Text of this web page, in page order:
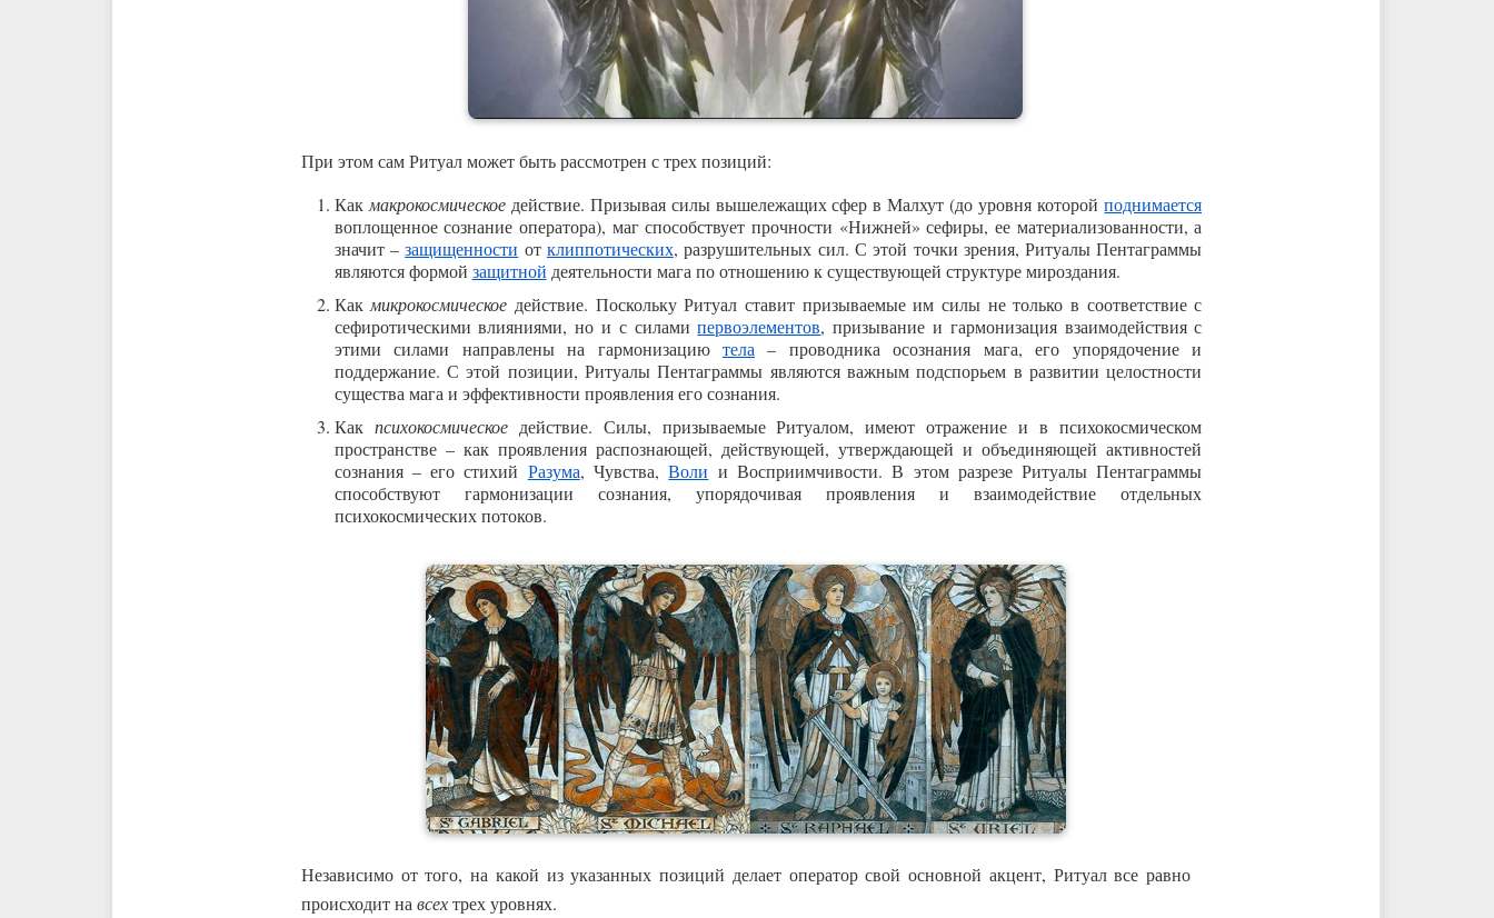
При этом сам Ритуал может быть рассмотрен с трех позиций:
Как макрокосмическоедействие. Призывая силы вышележащих сфер в Малхут (до уровня которойподнимается
воплощенное сознание оператора), маг способствует прочности «Нижней» сефиры, ее материализованности, а
значит –защищенности от клиппотических, разрушительных сил. С этой точки зрения, Ритуалы Пентаграммы
являются формой защитной деятельности мага по отношению к существующей структуре мироздания.
Как микрокосмическое действие. Поскольку Ритуал ставит призываемые им силы не только в соответствие с
сефиротическими влияниями, но и с силамипервоэлементов, призывание и гармонизация взаимодействия с
этими силами направлены на гармонизацию тела – проводника осознания мага, его упорядочение и
поддержание. С этой позиции, Ритуалы Пентаграммы являются важным подспорьем в развитии целостности
существа мага и эффективности проявления его сознания.
Как психокосмическоедействие. Силы, призываемые Ритуалом, имеют отражение и в психокосмическом
пространстве – как проявления распознающей, действующей, утверждающей и объединяющей активностей
сознания – его стихий Разума, Чувства,Воли и Восприимчивости. В этом разрезе Ритуалы Пентаграммы
способствуют гармонизации сознания, упорядочивая проявления и взаимодействие отдельных
психокосмических потоков.
Независимо от того, на какой из указанных позиций делает оператор свой основной акцент, Ритуал все равно
происходит навсехтрех уровнях.